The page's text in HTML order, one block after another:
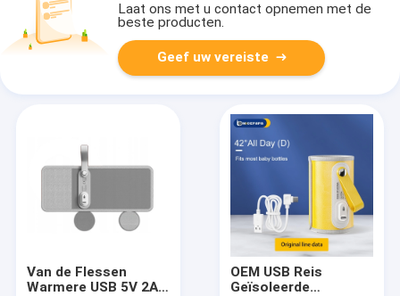
Laat ons met u contact opnemen met de
beste producten.
Geef uw vereiste
Van de Flessen
Warmere USB 5V 2A
OEM USB Reis
Geïsoleerde